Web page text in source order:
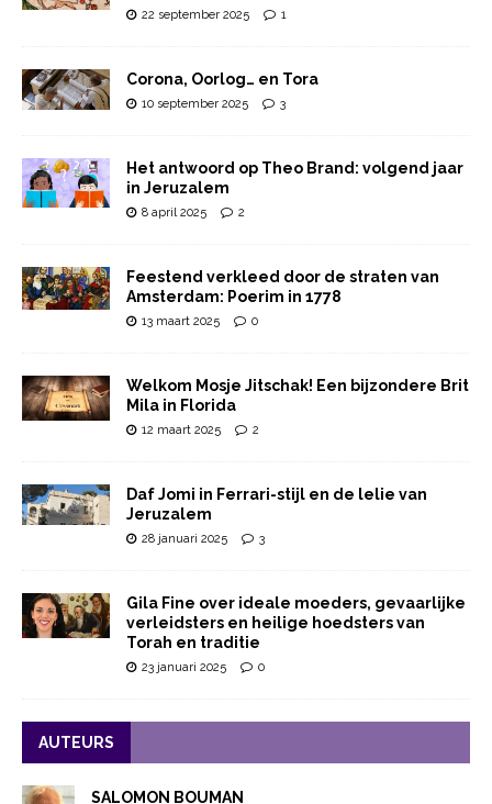
22 september 2025 1
Corona, Oorlog… en Tora
10 september 2025 3
Het antwoord op Theo Brand: volgend jaar
in Jeruzalem
8 april 2025 2
Feestend verkleed door de straten van
Amsterdam: Poerim in 1778
13 maart 2025 0
Welkom Mosje Jitschak! Een bijzondere Brit
Mila in Florida
12 maart 2025 2
Daf Jomi in Ferrari-stijl en de lelie van
Jeruzalem
28 januari 2025 3
Gila Fine over ideale moeders, gevaarlijke
verleidsters en heilige hoedsters van
Torah en traditie
23 januari 2025 0
AUTEURS
SALOMON BOUMAN